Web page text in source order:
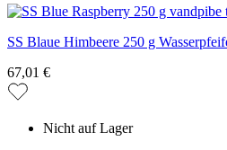
SS Blaue Himbeere 250 g
67,01 €
Nicht auf Lager